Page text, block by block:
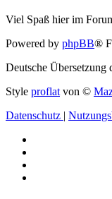
Viel Spaß hier im
Powered by phpBB®
Deutsche Übersetzung
Style proflat von ©
Datenschutz |